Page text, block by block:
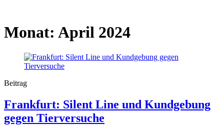
Monat: April 2024
Beitrag
Frankfurt: Silent Line und Kundgebung
gegen Tierversuche